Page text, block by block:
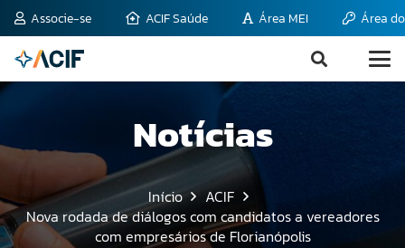
Associe-se ACIF Saúde Área MEI Área
Notícias
Início
ACIF
Nova rodada de diálogos com candidatos a vereadores
com empresários de Florianópolis